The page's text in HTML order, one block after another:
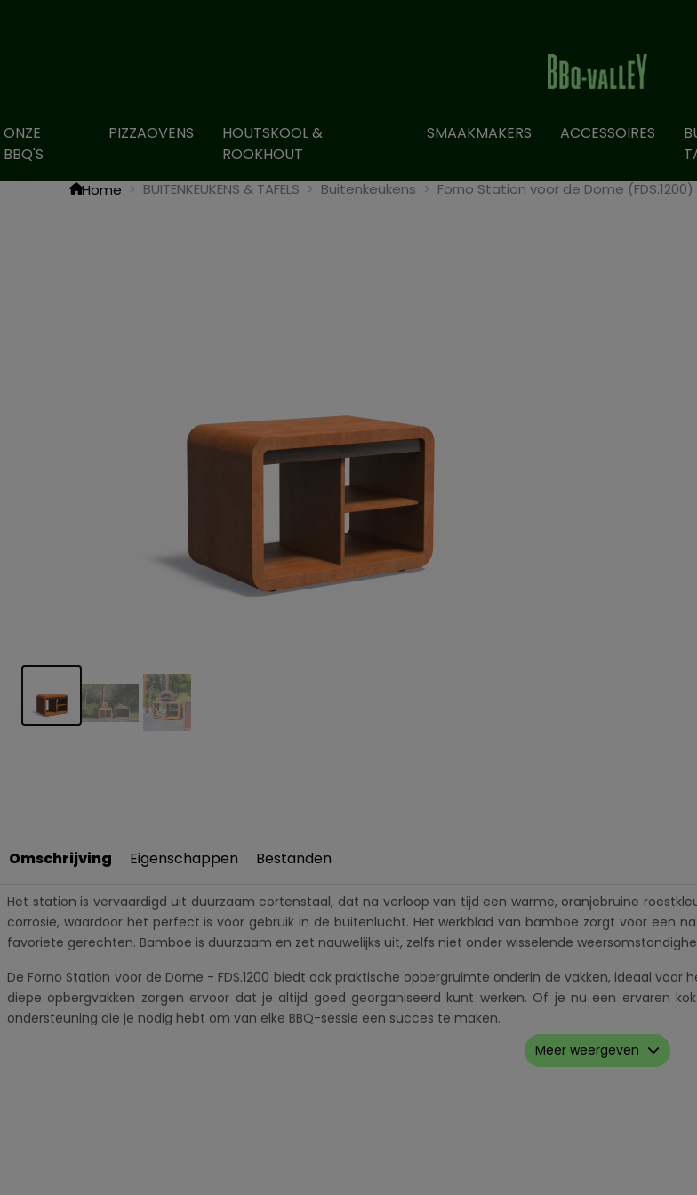
ONZE
BBQ'S
PIZZAOVENS
HOUTSKOOL &
ROOKHOUT
SMAAKMAKERS ACCESSOIRES
Home BUITENKEUKENS & TAFELS Buitenkeukens Forno Station voor de Dome (FDS.1200)
Omschrijving Eigenschappen Bestanden
Het station is vervaardigd uit duurzaam cortenstaal, dat na verloop van tijd een warme, oranjebruine
corrosie, waardoor het perfect is voor gebruik in de buitenlucht. Het werkblad van bamboe zorgt voor een
favoriete gerechten. Bamboe is duurzaam en zet nauwelijks uit, zelfs niet onder wisselende
De Forno Station voor de Dome - FDS.1200 biedt ook praktische opbergruimte onderin de vakken, ideaal
diepe opbergvakken zorgen ervoor dat je altijd goed georganiseerd kunt werken. Of je nu een ervaren
ondersteuning die je nodig hebt om van elke BBQ-sessie een succes te maken.
Meer weergeven